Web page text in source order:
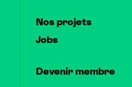
Nos projets
Jobs
Devenir membre